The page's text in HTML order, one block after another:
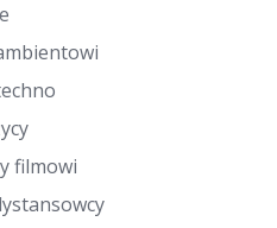
filmowi